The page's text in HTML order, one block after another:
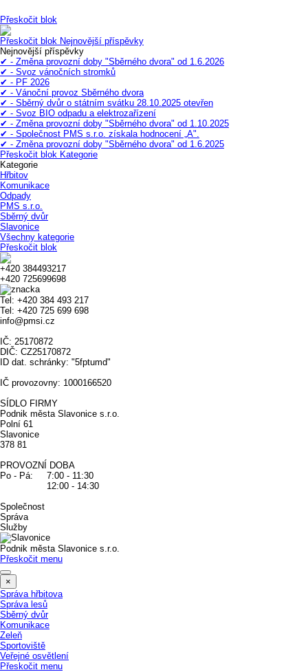
Přeskočit blok
Přeskočit blok Nejnovější příspěvky
Nejnovější příspěvky
✔ - Změna provozní doby "Sběrného dvora" od 1.6.2026
✔ - Svoz vánočních stromků
✔ - PF 2026
✔ - Vánoční provoz Sběrného dvora
✔ - Sběrný dvůr o státním svátku 28.10.2025 otevřen
✔ - Svoz BIO odpadu a elektrozařízení
✔ - Změna provozní doby "Sběrného dvora" od 1.10.2025
✔ - Společnost PMS s.r.o. získala hodnocení „A".
✔ - Změna provozní doby "Sběrného dvora" od 1.6.2025
Přeskočit blok Kategorie
Kategorie
Hřbitov
Komunikace
Odpady
PMS s.r.o.
Sběrný dvůr
Slavonice
Všechny kategorie
Přeskočit blok
+420 384493217
+420 725699698
Tel: +420 384 493 217
Tel: +420 725 699 698
info@pmsi.cz
IČ: 25170872
DIČ: CZ25170872
ID dat. schránky: "5fptumd"
IČ provozovny: 1000166520
SÍDLO FIRMY
Podnik města Slavonice s.r.o.
Polní 61
Slavonice
378 81
PROVOZNÍ DOBA
Po - Pá: 7:00 - 11:30
12:00 - 14:30
Společnost
Správa
Služby
Podnik města Slavonice s.r.o.
Přeskočit menu
×
Správa hřbitova
Správa lesů
Sběrný dvůr
Komunikace
Zeleň
Sportoviště
Veřejné osvětlení
Přeskočit menu